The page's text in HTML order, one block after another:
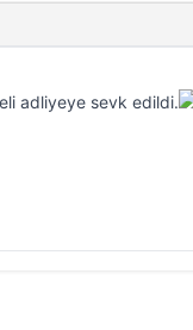
adliyeye sevk edildi.